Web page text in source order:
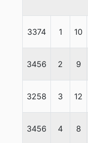
3374 1 10
3456 2 9
3258 3 12
3456 4 8